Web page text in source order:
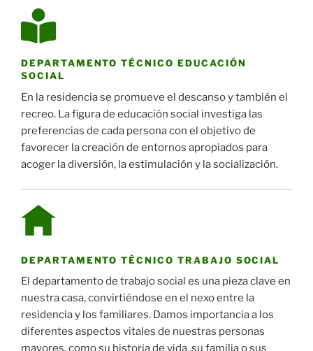
DEPARTAMENTO TÉCNICO EDUCACIÓN
SOCIAL
En la residencia se promueve el descanso y también el
recreo. La figura de educación social investiga las
preferencias de cada persona con el objetivo de
favorecer la creación de entornos apropiados para
acoger la diversión, la estimulación y la socialización.
DEPARTAMENTO TÉCNICO TRABAJO SOCIAL
El departamento de trabajo social es una pieza clave en
nuestra casa, convirtiéndose en el nexo entre la
residencia y los familiares. Damos importancia a los
diferentes aspectos vitales de nuestras personas